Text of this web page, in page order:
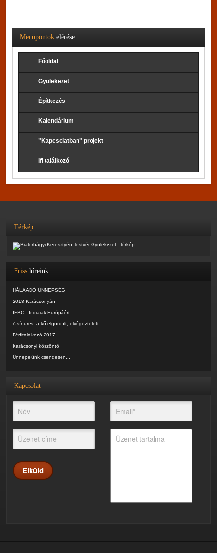
Menüpontokelérése
Főoldal
Gyülekezet
Építkezés
Kalendárium
"Kapcsolatban" projekt
Ifi találkozó
Térkép
Frisshíreink
HÁLAADÓ ÜNNEPSÉG
2018 Karácsonyán
IEBC - Indiaiak Európáért
A sír üres, a kő elgördült, elvégeztetett
Férfitalálkozó 2017
Karácsonyi köszöntő
Ünnepelünk csendesen...
Kapcsolat